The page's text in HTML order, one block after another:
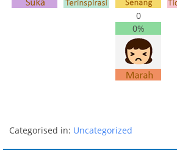
0
0%
Categorised in: Uncategorized